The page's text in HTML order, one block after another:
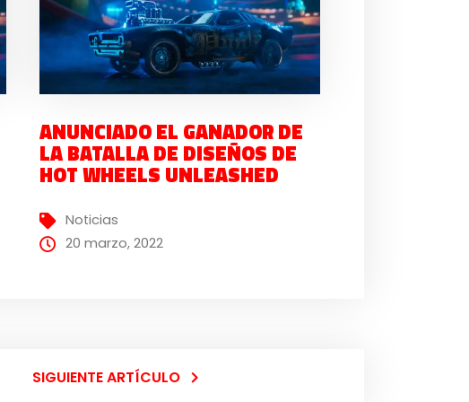
ANUNCIADO EL GANADOR DE
LA BATALLA DE DISEÑOS DE
HOT WHEELS UNLEASHED
Noticias
20 marzo, 2022
SIGUIENTE ARTÍCULO